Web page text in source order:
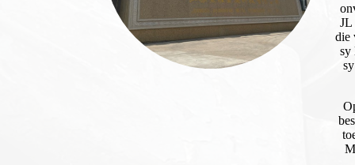
JL
die
sy